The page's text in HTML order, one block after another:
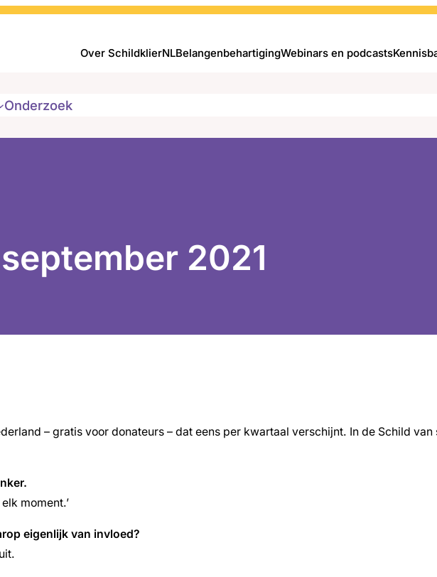
Over SchildklierNLBelangenbehartigingWebinars en podcasts
Onderzoek
2021
– gratis voor donateurs – dat eens per kwartaal verschijnt. In de Schild
moment.’
eigenlijk van invloed?